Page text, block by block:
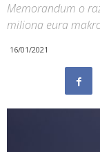
Memorandum o
miliona eura
16/01/2021